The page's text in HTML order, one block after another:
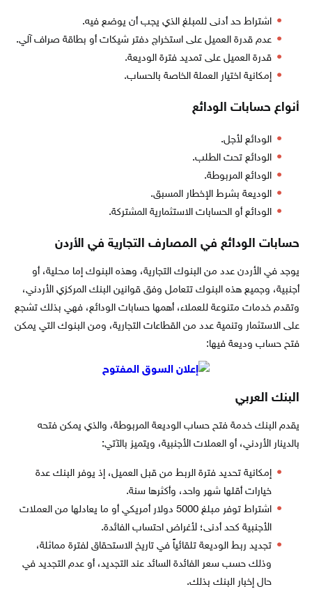
اشتراط حد أدنى للمبلغ الذي يجب أن يوضع فيه.
عدم قدرة العميل على استخراج دفتر شيكات أو بطاقة صراف آلي.
قدرة العميل على تمديد فترة الوديعة.
إمكانية اختيار العملة الخاصة بالحساب.
أنواع حسابات الودائع
الودائع لأجل.
الودائع تحت الطلب.
الودائع المربوطة.
الوديعة بشرط الإخطار المسبق.
الودائع أو الحسابات الاستثمارية المشتركة.
حسابات الودائع في المصارف التجارية في الأردن
يوجد في الأردن عدد من البنوك التجارية، وهذه البنوك إما محلية، أو
أجنبية، وجميع هذه البنوك تتعامل وفق قوانين البنك المركزي الأردني،
وتقدم خدمات متنوعة للعملاء، أهمها حسابات الودائع، فهي بذلك تشجع
على الاستثمار وتنمية عدد من القطاعات التجارية، ومن البنوك التي يمكن
فتح حساب وديعة فيها:
البنك العربي
يقدم البنك خدمة فتح حساب الوديعة المربوطة، والذي يمكن فتحه
بالدينار الأردني، أو العملات الأجنبية، ويتميز بالآتي:
إمكانية تحديد فترة الربط من قبل العميل، إذ يوفر البنك عدة
خيارات أقلها شهر واحد، وأكثرها سنة.
اشتراط توفر مبلغ 5000 دولار أمريكي أو ما يعادلها من العملات
الأجنبية كحد أدنى؛ لأغراض احتساب الفائدة.
تجديد ربط الوديعة تلقائياً في تاريخ الاستحقاق لفترة مماثلة،
وذلك حسب سعر الفائدة السائد عند التجديد، أو عدم التجديد في
حال إخبار البنك بذلك.